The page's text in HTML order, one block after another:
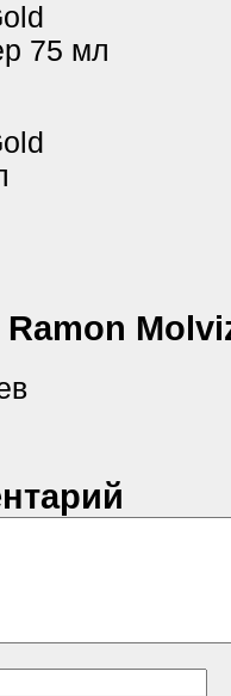
75 мл